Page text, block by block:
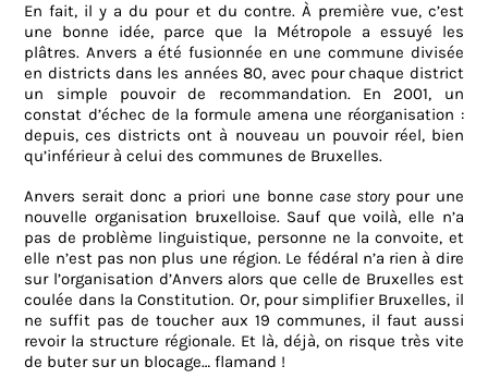
En fait, il y a du pour et du contre. À première vue, c’est
une bonne idée, parce que la Métropole a essuyé les
plâtres. Anvers a été fusionnée en une commune divisée
en districts dans les années 80, avec pour chaque district
un simple pouvoir de recommandation. En 2001, un
constat d’échec de la formule amena une réorganisation :
depuis, ces districts ont à nouveau un pouvoir réel, bien
qu’inférieur à celui des communes de Bruxelles.
Anvers serait donc a priori une bonne case storypour une
nouvelle organisation bruxelloise. Sauf que voilà, elle n’a
pas de problème linguistique, personne ne la convoite, et
elle n’est pas non plus une région. Le fédéral n’a rien à dire
sur l’organisation d’Anvers alors que celle de Bruxelles est
coulée dans la Constitution. Or, pour simplifier Bruxelles, il
ne suffit pas de toucher aux 19 communes, il faut aussi
revoir la structure régionale. Et là, déjà, on risque très vite
de buter sur un blocage… flamand !